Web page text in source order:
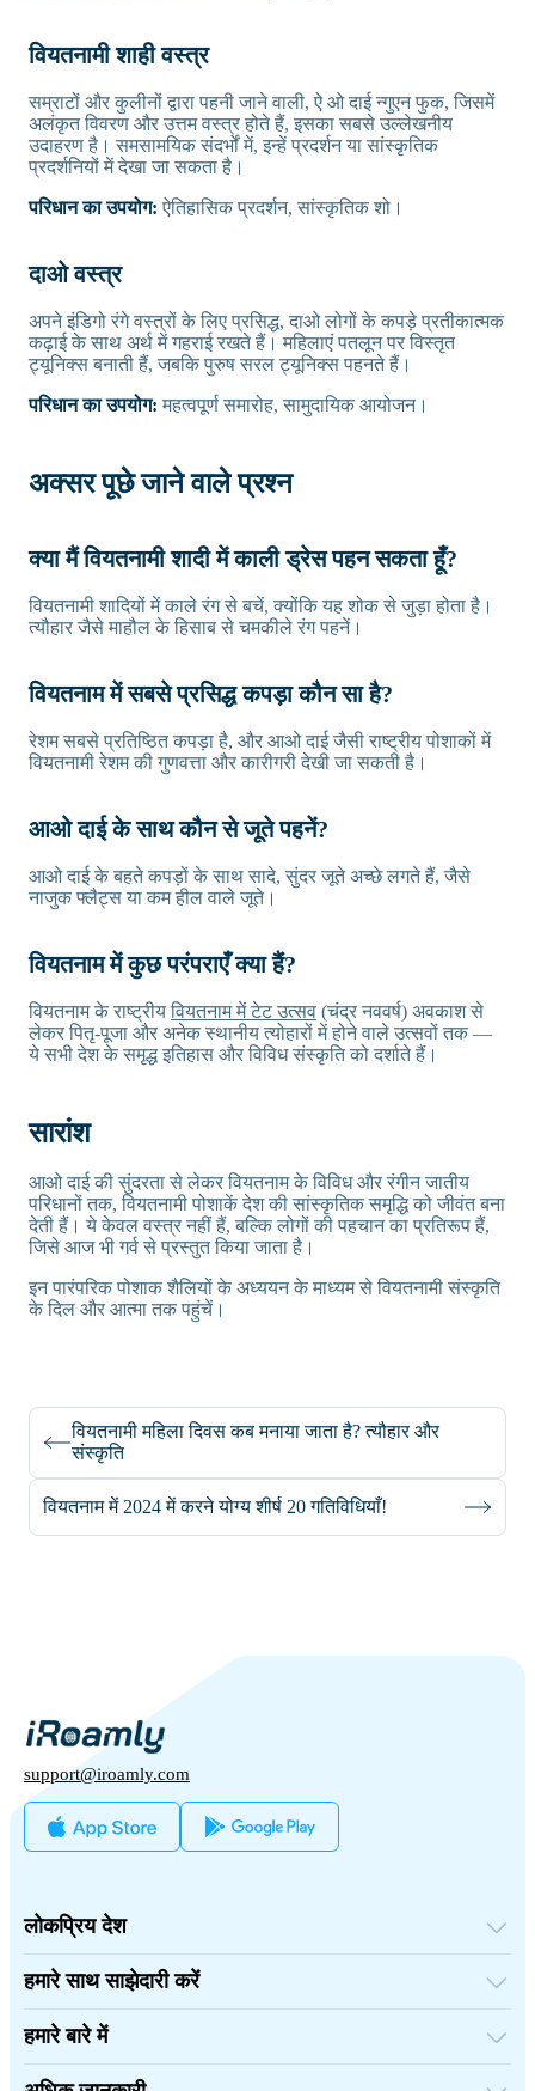
वियतनामी शाही वस्त्र
सम्राटों और कुलीनों द्वारा पहनी जाने वाली, ऐ ओ दाई न्गुएन फुक, जिसमें
अलंकृत विवरण और उत्तम वस्त्र होते हैं, इसका सबसे उल्लेखनीय
उदाहरण है। समसामयिक संदर्भों में, इन्हें प्रदर्शन या सांस्कृतिक
प्रदर्शनियों में देखा जा सकता है।
परिधान का उपयोग: ऐतिहासिक प्रदर्शन, सांस्कृतिक शो।
दाओ वस्त्र
अपने इंडिगो रंगे वस्त्रों के लिए प्रसिद्ध, दाओ लोगों के कपड़े प्रतीकात्मक
कढ़ाई के साथ अर्थ में गहराई रखते हैं। महिलाएं पतलून पर विस्तृत
ट्यूनिक्स बनाती हैं, जबकि पुरुष सरल ट्यूनिक्स पहनते हैं।
परिधान का उपयोग: महत्वपूर्ण समारोह, सामुदायिक आयोजन।
अक्सर पूछे जाने वाले प्रश्न
क्या मैं वियतनामी शादी में काली ड्रेस पहन सकता हूँ?
वियतनामी शादियों में काले रंग से बचें, क्योंकि यह शोक से जुड़ा होता है।
त्यौहार जैसे माहौल के हिसाब से चमकीले रंग पहनें।
वियतनाम में सबसे प्रसिद्ध कपड़ा कौन सा है?
रेशम सबसे प्रतिष्ठित कपड़ा है, और आओ दाई जैसी राष्ट्रीय पोशाकों में
वियतनामी रेशम की गुणवत्ता और कारीगरी देखी जा सकती है।
आओ दाई के साथ कौन से जूते पहनें?
आओ दाई के बहते कपड़ों के साथ सादे, सुंदर जूते अच्छे लगते हैं, जैसे
नाजुक फ्लैट्स या कम हील वाले जूते।
वियतनाम में कुछ परंपराएँ क्या हैं?
वियतनाम के राष्ट्रीयवियतनाम में टेट उत्सव (चंद्र नववर्ष) अवकाश से
लेकर पितृ-पूजा और अनेक स्थानीय त्योहारों में होने वाले उत्सवों तक —
ये सभी देश के समृद्ध इतिहास और विविध संस्कृति को दर्शाते हैं।
सारांश
आओ दाई की सुंदरता से लेकर वियतनाम के विविध और रंगीन जातीय
परिधानों तक, वियतनामी पोशाकें देश की सांस्कृतिक समृद्धि को जीवंत बना
देती हैं। ये केवल वस्त्र नहीं हैं, बल्कि लोगों की पहचान का प्रतिरूप हैं,
जिसे आज भी गर्व से प्रस्तुत किया जाता है।
इन पारंपरिक पोशाक शैलियों के अध्ययन के माध्यम से वियतनामी संस्कृति
के दिल और आत्मा तक पहुंचें।
वियतनामी महिला दिवस कब मनाया जाता है? त्यौहार और
संस्कृति
वियतनाम में 2024 में करने योग्य शीर्ष 20 गतिविधियाँ!
support@iroamly.com
लोकप्रिय देश
यूनाइटेड किंगडम
तुर्की
फ्रांस
थाईलैंड
जापान
इटली
भारत
हमारे साथ साझेदारी करें
संदर्भित करें और कमाएँ
संबद्ध कार्यक्रम
API डॉक्युमेंट्स
हमारे बारे में
संपर्क करें